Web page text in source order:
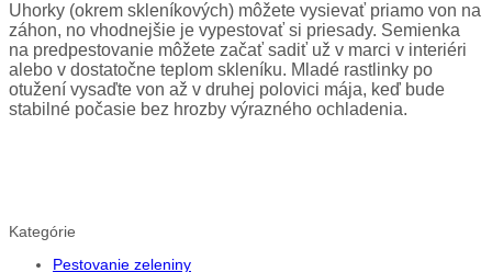
Uhorky (okrem skleníkových) môžete vysievať priamo von na
záhon, no vhodnejšie je vypestovať si priesady. Semienka
na predpestovanie môžete začať sadiť už v marci v interiéri
alebo v dostatočne teplom skleníku. Mladé rastlinky po
otužení vysaďte von až v druhej polovici mája, keď bude
stabilné počasie bez hrozby výrazného ochladenia.
Kategórie
Pestovanie zeleniny